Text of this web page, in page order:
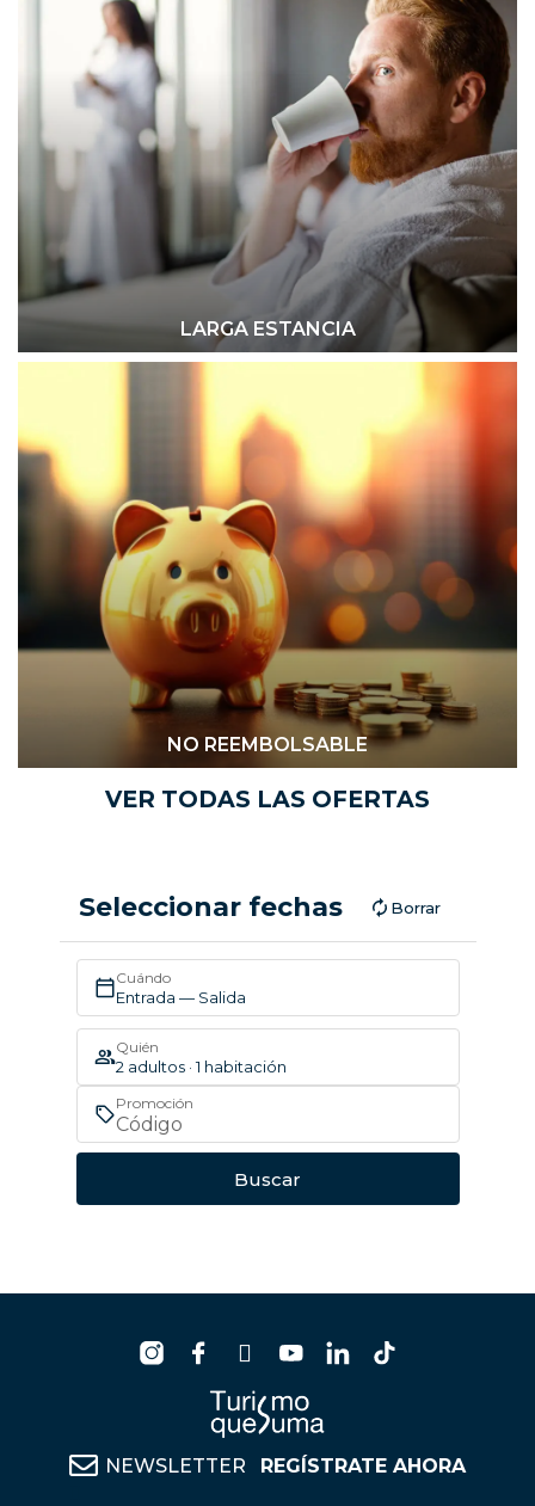
LARGA ESTANCIA
NO REEMBOLSABLE
VER TODAS LAS OFERTAS
Seleccionar fechas Borrar
Cuándo
Entrada — Salida
Quién
2 adultos · 1 habitación
Promoción
Buscar
NEWSLETTER REGÍSTRATE AHORA